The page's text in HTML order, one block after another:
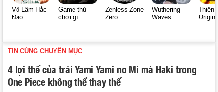
Võ Lâm Hắc
Đạo
Game thủ
chơi gì
Zenless Zone
Zero
Wuthering
Waves
Thiên
Origin
TIN CÙNG CHUYÊN MỤC
4 lợi thế của trái Yami Yami no Mi mà Haki trong
One Piece không thể thay thế